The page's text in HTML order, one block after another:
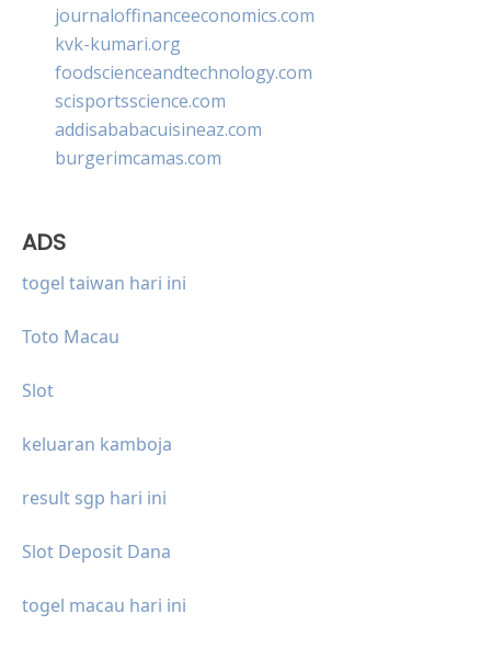
journaloffinanceeconomics.com
kvk-kumari.org
foodscienceandtechnology.com
scisportsscience.com
addisababacuisineaz.com
burgerimcamas.com
ADS
togel taiwan hari ini
Toto Macau
Slot
keluaran kamboja
result sgp hari ini
Slot Deposit Dana
togel macau hari ini